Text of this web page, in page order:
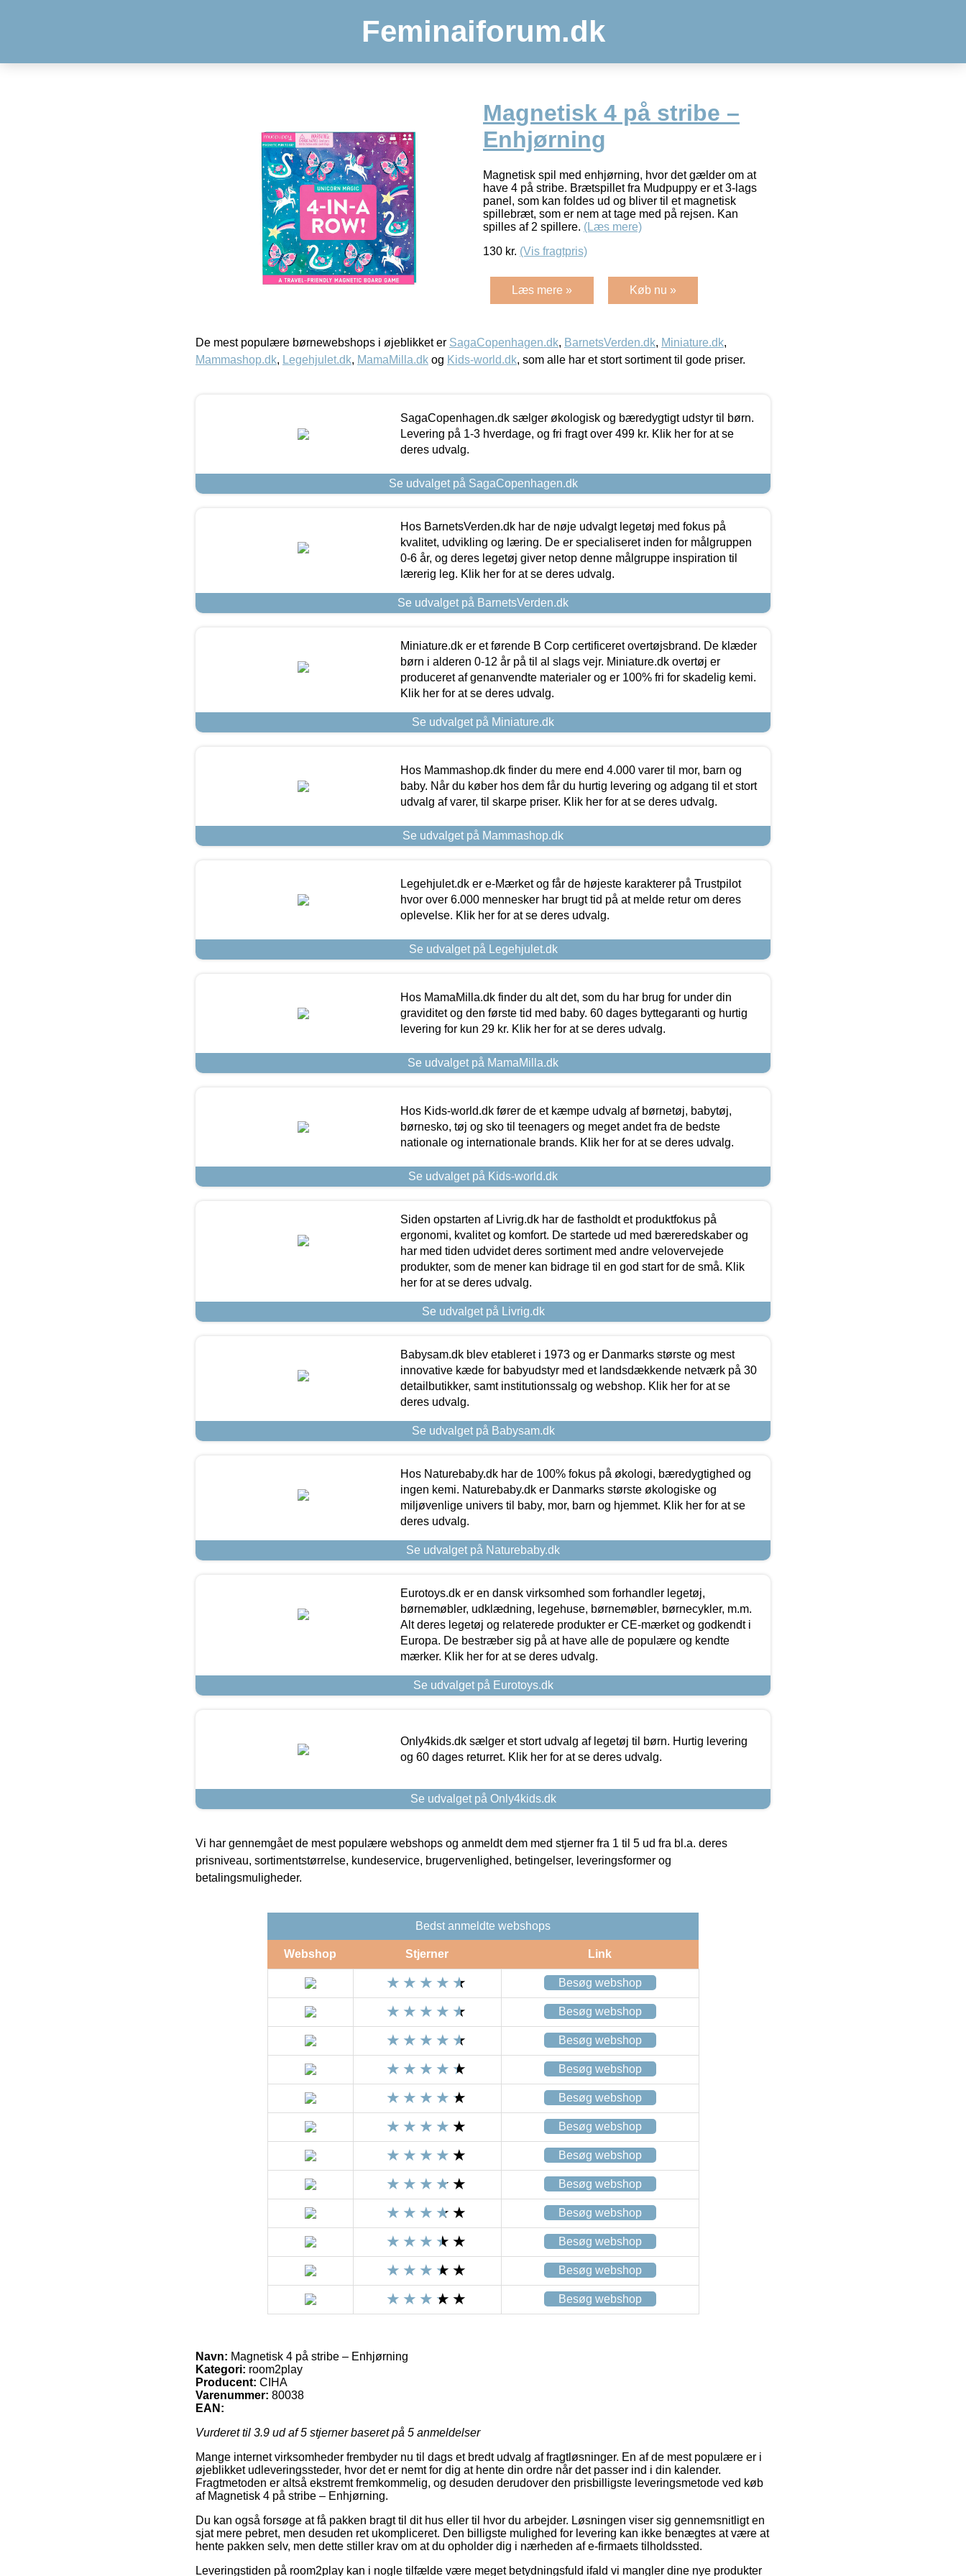
Feminaiforum.dk
Magnetisk 4 på stribe –
Enhjørning
Magnetisk spil med enhjørning, hvor det gælder om at
have 4 på stribe. Brætspillet fra Mudpuppy er et 3-lags
panel, som kan foldes ud og bliver til et magnetisk
spillebræt, som er nem at tage med på rejsen. Kan
spilles af 2 spillere. (Læs mere)
130 kr. (Vis fragtpris)
Læs mere » Køb nu »
De mest populære børnewebshops i øjeblikket er SagaCopenhagen.dk, BarnetsVerden.dk, Miniature.dk,
Mammashop.dk, Legehjulet.dk, MamaMilla.dk og Kids-world.dk, som alle har et stort sortiment til gode priser.
SagaCopenhagen.dk sælger økologisk og bæredygtigt udstyr til børn.
Levering på 1-3 hverdage, og fri fragt over 499 kr. Klik her for at se
deres udvalg.
Se udvalget på SagaCopenhagen.dk
Hos BarnetsVerden.dk har de nøje udvalgt legetøj med fokus på
kvalitet, udvikling og læring. De er specialiseret inden for målgruppen
0-6 år, og deres legetøj giver netop denne målgruppe inspiration til
lærerig leg. Klik her for at se deres udvalg.
Se udvalget på BarnetsVerden.dk
Miniature.dk er et førende B Corp certificeret overtøjsbrand. De klæder
børn i alderen 0-12 år på til al slags vejr. Miniature.dk overtøj er
produceret af genanvendte materialer og er 100% fri for skadelig kemi.
Klik her for at se deres udvalg.
Se udvalget på Miniature.dk
Hos Mammashop.dk finder du mere end 4.000 varer til mor, barn og
baby. Når du køber hos dem får du hurtig levering og adgang til et stort
udvalg af varer, til skarpe priser. Klik her for at se deres udvalg.
Se udvalget på Mammashop.dk
Legehjulet.dk er e-Mærket og får de højeste karakterer på Trustpilot
hvor over 6.000 mennesker har brugt tid på at melde retur om deres
oplevelse. Klik her for at se deres udvalg.
Se udvalget på Legehjulet.dk
Hos MamaMilla.dk finder du alt det, som du har brug for under din
graviditet og den første tid med baby. 60 dages byttegaranti og hurtig
levering for kun 29 kr. Klik her for at se deres udvalg.
Se udvalget på MamaMilla.dk
Hos Kids-world.dk fører de et kæmpe udvalg af børnetøj, babytøj,
børnesko, tøj og sko til teenagers og meget andet fra de bedste
nationale og internationale brands. Klik her for at se deres udvalg.
Se udvalget på Kids-world.dk
Siden opstarten af Livrig.dk har de fastholdt et produktfokus på
ergonomi, kvalitet og komfort. De startede ud med bæreredskaber og
har med tiden udvidet deres sortiment med andre velovervejede
produkter, som de mener kan bidrage til en god start for de små. Klik
her for at se deres udvalg.
Se udvalget på Livrig.dk
Babysam.dk blev etableret i 1973 og er Danmarks største og mest
innovative kæde for babyudstyr med et landsdækkende netværk på 30
detailbutikker, samt institutionssalg og webshop. Klik her for at se
deres udvalg.
Se udvalget på Babysam.dk
Hos Naturebaby.dk har de 100% fokus på økologi, bæredygtighed og
ingen kemi. Naturebaby.dk er Danmarks største økologiske og
miljøvenlige univers til baby, mor, barn og hjemmet. Klik her for at se
deres udvalg.
Se udvalget på Naturebaby.dk
Eurotoys.dk er en dansk virksomhed som forhandler legetøj,
børnemøbler, udklædning, legehuse, børnemøbler, børnecykler, m.m.
Alt deres legetøj og relaterede produkter er CE-mærket og godkendt i
Europa. De bestræber sig på at have alle de populære og kendte
mærker. Klik her for at se deres udvalg.
Se udvalget på Eurotoys.dk
Only4kids.dk sælger et stort udvalg af legetøj til børn. Hurtig levering
og 60 dages returret. Klik her for at se deres udvalg.
Se udvalget på Only4kids.dk
Vi har gennemgået de mest populære webshops og anmeldt dem med stjerner fra 1 til 5 ud fra bl.a. deres
prisniveau, sortimentstørrelse, kundeservice, brugervenlighed, betingelser, leveringsformer og
betalingsmuligheder.
Bedst anmeldte webshops
Webshop Stjerner Link
Besøg webshop
Besøg webshop
Besøg webshop
Besøg webshop
Besøg webshop
Besøg webshop
Besøg webshop
Besøg webshop
Besøg webshop
Besøg webshop
Besøg webshop
Besøg webshop
Navn: Magnetisk 4 på stribe – Enhjørning
Kategori: room2play
Producent: CIHA
Varenummer: 80038
EAN:
Vurderet til 3.9 ud af 5 stjerner baseret på 5 anmeldelser
Mange internet virksomheder frembyder nu til dags et bredt udvalg af fragtløsninger. En af de mest populære er i
øjeblikket udleveringssteder, hvor det er nemt for dig at hente din ordre når det passer ind i din kalender.
Fragtmetoden er altså ekstremt fremkommelig, og desuden derudover den prisbilligste leveringsmetode ved køb
af Magnetisk 4 på stribe – Enhjørning.
Du kan også forsøge at få pakken bragt til dit hus eller til hvor du arbejder. Løsningen viser sig gennemsnitligt en
sjat mere pebret, men desuden ret ukompliceret. Den billigste mulighed for levering kan ikke benægtes at være at
hente pakken selv, men dette stiller krav om at du opholder dig i nærheden af e-firmaets tilholdssted.
Leveringstiden på room2play kan i nogle tilfælde være meget betydningsfuld ifald vi mangler dine nye produkter